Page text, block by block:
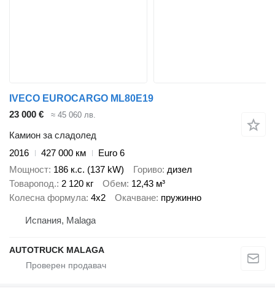
IVECO EUROCARGO ML80E19
23 000 €
≈ 45 060 лв.
Камион за сладолед
2016
427 000 км
Euro 6
Мощност 186 к.с. (137 kW) Гориво дизел
Товаропод. 2 120 кг Обем 12,43 м³
Колесна формула 4x2 Окачване пружинно
Испания, Malaga
AUTOTRUCK MALAGA